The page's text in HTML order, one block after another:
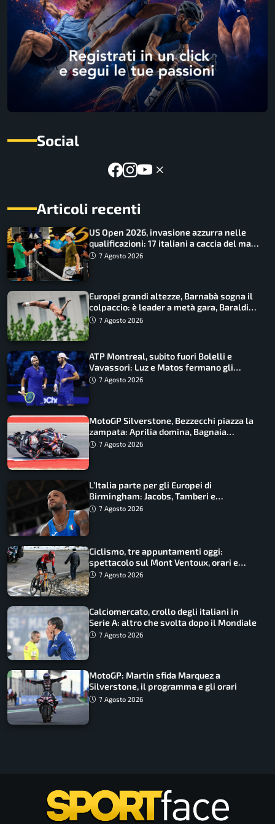
Social
Articoli recenti
US Open 2026, invasione azzurra nelle
qualificazioni: 17 italiani a caccia del main
draw7 Agosto 2026
Europei grandi altezze, Barnabà sogna il
colpaccio: è leader a metà gara, Baraldi
ancora in corsa
7 Agosto 2026
ATP Montreal, subito fuori Bolelli e
Vavassori: Luz e Matos fermano gli
azzurri
7 Agosto 2026
MotoGP Silverstone, Bezzecchi piazza la
zampata: Aprilia domina, Bagnaia
costretto al Q1
7 Agosto 2026
L’Italia parte per gli Europei di
Birmingham: Jacobs, Tamberi e
Battocletti guidano una spedizione
7 Agosto 2026
Ciclismo, tre appuntamenti oggi:
spettacolo sul Mont Ventoux, orari e
come vederli
7 Agosto 2026
Calciomercato, crollo degli italiani in
Serie A: altro che svolta dopo il Mondiale
7 Agosto 2026
MotoGP: Martin sfida Marquez a
Silverstone, il programma e gli orari
7 Agosto 2026